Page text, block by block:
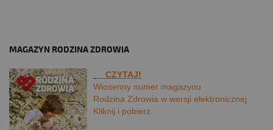
MAGAZYN RODZINA ZDROWIA
CZYTAJ!
Wiosenny numer magazynu
Rodzina Zdrowia w wersji elektronicznej.
Kliknij i pobierz.